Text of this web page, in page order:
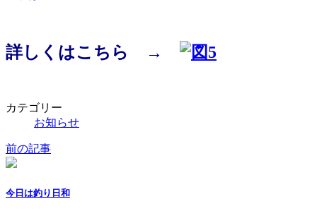
詳しくはこちら →
カテゴリー
お知らせ
前の記事
今日は釣り日和